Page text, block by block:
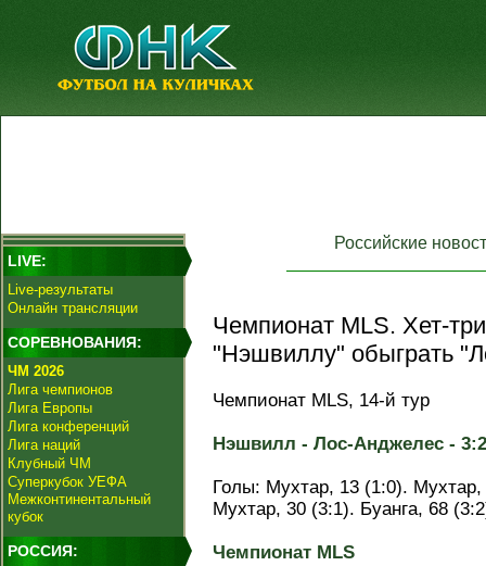
LIVE:
Live-результаты
Онлайн трансляции
СОРЕВНОВАНИЯ:
ЧМ 2026
Лига чемпионов
Лига Европы
Лига конференций
Лига наций
Клубный ЧМ
Суперкубок УЕФА
Межконтинентальный
кубок
РОССИЯ:
Российские
Чемпионат MLS. Хет-
"Нэшвиллу" обыграть
Чемпионат MLS, 14-й тур
Нэшвилл - Лос-Анджелес -
Голы: Мухтар, 13 (1:0).
Мухтар, 30 (3:1). Буанга, 68
Чемпионат MLS